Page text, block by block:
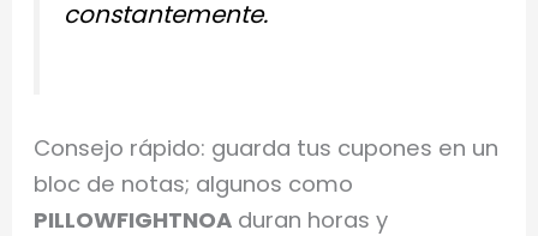
constantemente.
Consejo rápido: guarda tus cupones en un
bloc de notas; algunos como
PILLOWFIGHTNOA duran horas y